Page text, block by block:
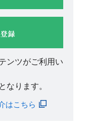
ンツがご利用い
なります。
はこちら